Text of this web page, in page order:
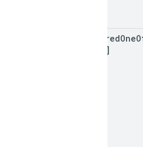
requiredOne
Sets[]